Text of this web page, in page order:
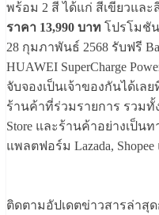
พร้อม 2 สี ได้แก่ สีเขียวและ
ราคา 13,990 บาท โปรโมชัน
28 กุมภาพันธ์ 2568 รับฟรี
HUAWEI SuperCharge
จับจองเป็นเจ้าของกันได้เลย
ร้านค้าที่ร่วมรายการ รวมทั้
Store และร้านค้าอย่างเป็น
แพลตฟอร์ม Lazada, Shopee
ติดตามอัปเดตข่าวสารล่าสุ